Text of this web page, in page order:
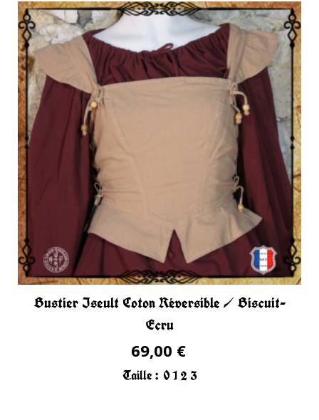
Bustier Iseult Coton Réversible / Biscuit-
Ecru
69,00 €
Taille : 01 2 3